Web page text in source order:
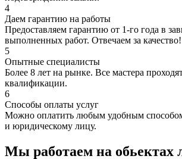
4
Даем гарантию на работы
Предоставляем гарантию от 1-го года в
выполненных работ. Отвечаем за качество!
5
Опытные специалисты
Более 8 лет на рынке. Все мастера
квалификации.
6
Способы оплаты услуг
Можно оплатить любым удобным
и юридическому лицу.
Мы работаем на обьектах